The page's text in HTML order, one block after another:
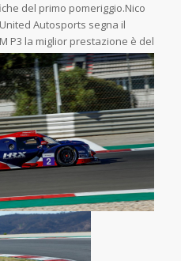
del primo pomeriggio.Nico
Autosports segna il
P3 la miglior prestazione è del